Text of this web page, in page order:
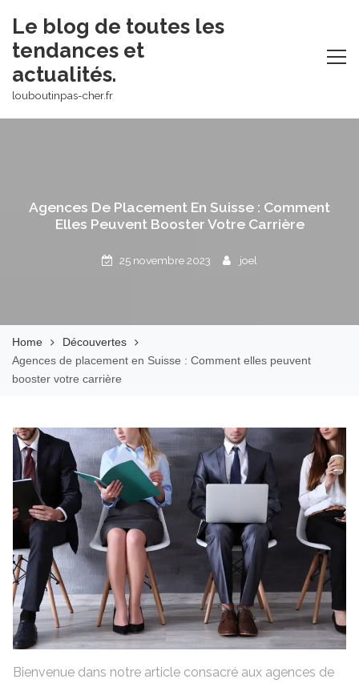
content
Le blog de toutes les
tendances et
actualités.
louboutinpas-cher.fr
Agences De Placement En Suisse : Comment
Elles Peuvent Booster Votre Carrière
25 novembre 2023 joel
Home
Découvertes
Agences de placement en Suisse : Comment elles peuvent
booster votre carrière
Bienvenue dans notre article consacré aux agences de